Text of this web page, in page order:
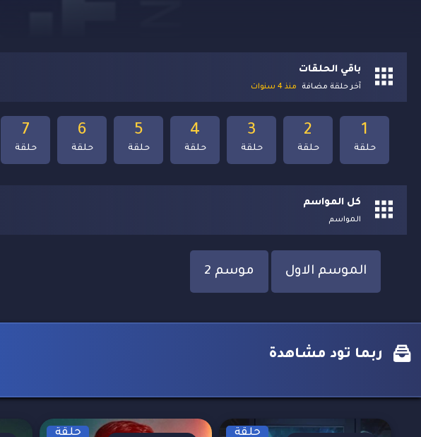
باقي الحلقات
آخر حلقة مضافة منذ 4 سنوات
7
حلقة
6
حلقة
5
حلقة
4
حلقة
3
حلقة
2
حلقة
1
حلقة
كل المواسم
المواسم
الموسم الاول موسم 2
ربما تود مشاهدة
حلقة حلقة